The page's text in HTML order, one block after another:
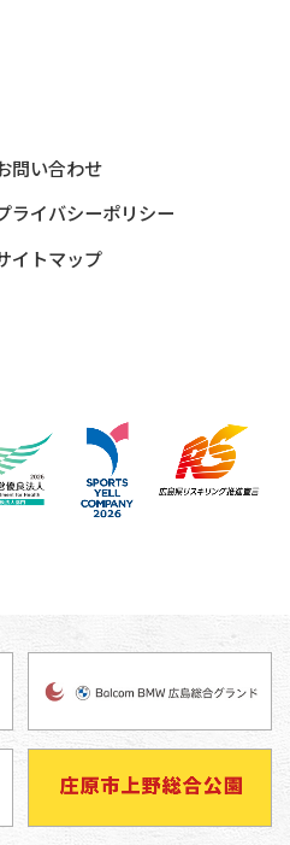
問い合わせ
ライバシーポリシー
イトマップ